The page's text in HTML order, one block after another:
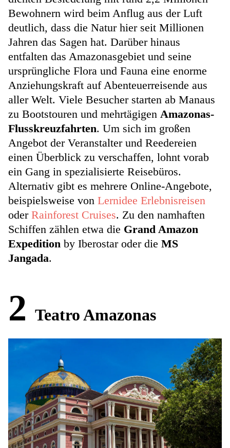
Bewohnern wird beim Anflug aus der Luft
deutlich, dass die Natur hier seit Millionen
Jahren das Sagen hat. Darüber hinaus
entfalten das Amazonasgebiet und seine
ursprüngliche Flora und Fauna eine enorme
Anziehungskraft auf Abenteuerreisende aus
aller Welt. Viele Besucher starten ab Manaus
zu Bootstouren und mehrtägigen Amazonas-
Flusskreuzfahrten. Um sich im großen
Angebot der Veranstalter und Reedereien
einen Überblick zu verschaffen, lohnt vorab
ein Gang in spezialisierte Reisebüros.
Alternativ gibt es mehrere Online-Angebote,
beispielsweise von Lernidee Erlebnisreisen
oder Rainforest Cruises. Zu den namhaften
Schiffen zählen etwa die Grand Amazon
Expedition by Iberostar oder die MS
Jangada.
2 Teatro Amazonas